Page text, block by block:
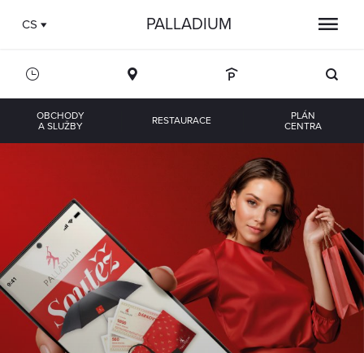
CS PALLADIUM
OBCHODY
A SLUŽBY
RESTAURACE
PLÁN
CENTRA